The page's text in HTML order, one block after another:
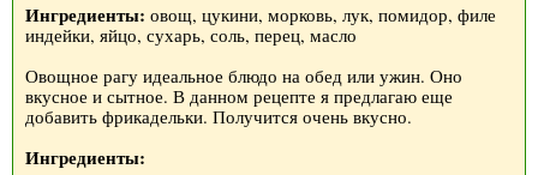
Ингредиенты: овощ, цукини, морковь, лук, помидор, филе
индейки, яйцо, сухарь, соль, перец, масло
Овощное рагу идеальное блюдо на обед или ужин. Оно
вкусное и сытное. В данном рецепте я предлагаю еще
добавить фрикадельки. Получится очень вкусно.
Ингредиенты: